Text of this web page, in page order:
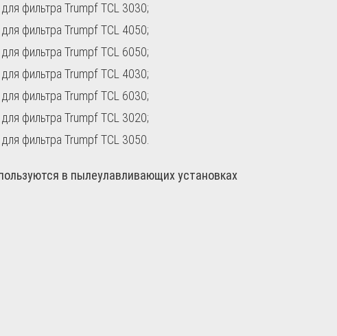
фильтра Trumpf TCL 3030;
фильтра Trumpf TCL 4050;
фильтра Trumpf TCL 6050;
фильтра Trumpf TCL 4030;
фильтра Trumpf TCL 6030;
фильтра Trumpf TCL 3020;
фильтра Trumpf TCL 3050.
в пылеулавливающих установках